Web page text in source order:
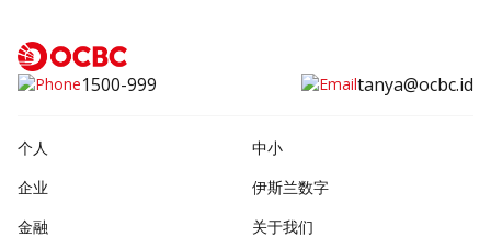
1500-999 tanya@ocbc.id
个人
中小
企业
伊斯兰数字
金融
关于我们